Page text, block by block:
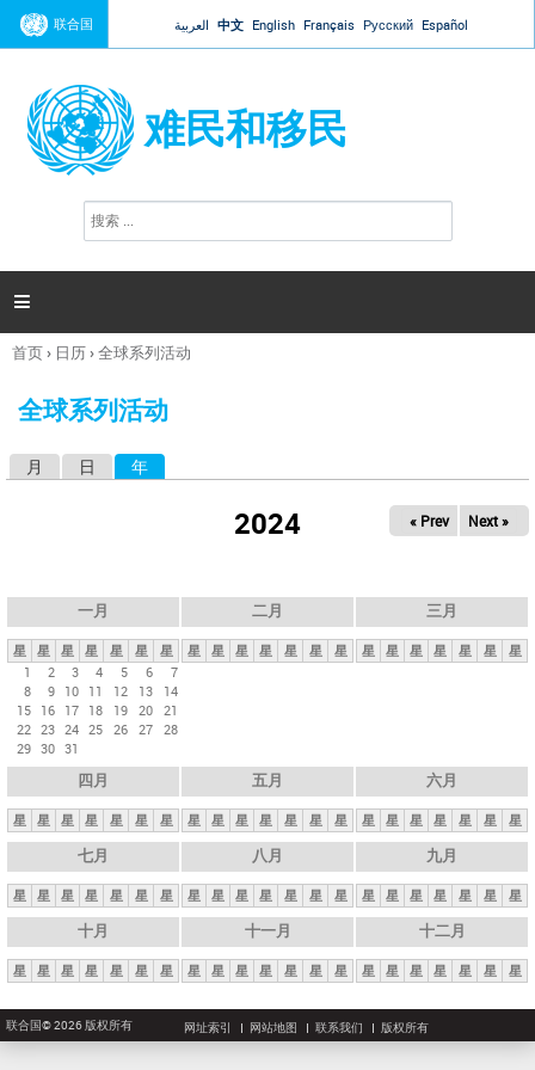
Jump to navigation
联合国 العربية 中文 English Français Русский Español
难民和移民
搜
索

你
这
首页› 日历›全球系列活动
全球系列活动
月 日 年
2024 « Prev Next »
一月
星 星 星 星 星 星
星
1
2 3 4 5 6
7
8
9 10 11 12 13
14
15 16 17 18 19 20 21
22 23 24 25 26 27 28
29 30 31
二月
星 星 星 星 星 星 星
三月
星 星 星 星 星 星 星
四月
星 星 星 星 星 星 星
五月
星 星 星 星 星 星 星
六月
星 星 星 星 星 星 星
七月
星 星 星 星 星 星 星
八月
星 星 星 星 星 星 星
九月
星 星 星 星 星 星 星
十月
星 星 星 星 星 星 星
十一月
星 星 星 星 星 星 星
十二月
星 星 星 星 星 星 星
联合国© 2026 版权所有 网址索引 网站地图 联系我们 版权所有